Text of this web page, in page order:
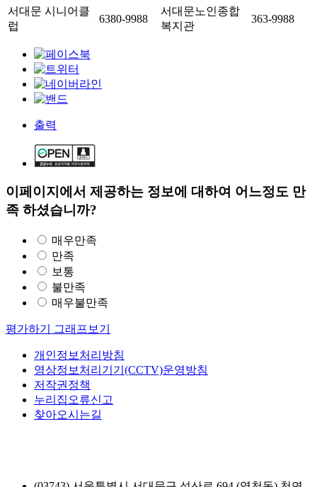
서대문 시니어클
럽
6380-9988
서대문노인종합
복지관
363-9988
출력
이페이지에서 제공하는 정보에 대하여 어느정도 만
족 하셨습니까?
매우만족
만족
보통
불만족
매우불만족
평가하기 그래프보기
개인정보처리방침
영상정보처리기기(CCTV)운영방침
저작권정책
누리집오류신고
찾아오시는길